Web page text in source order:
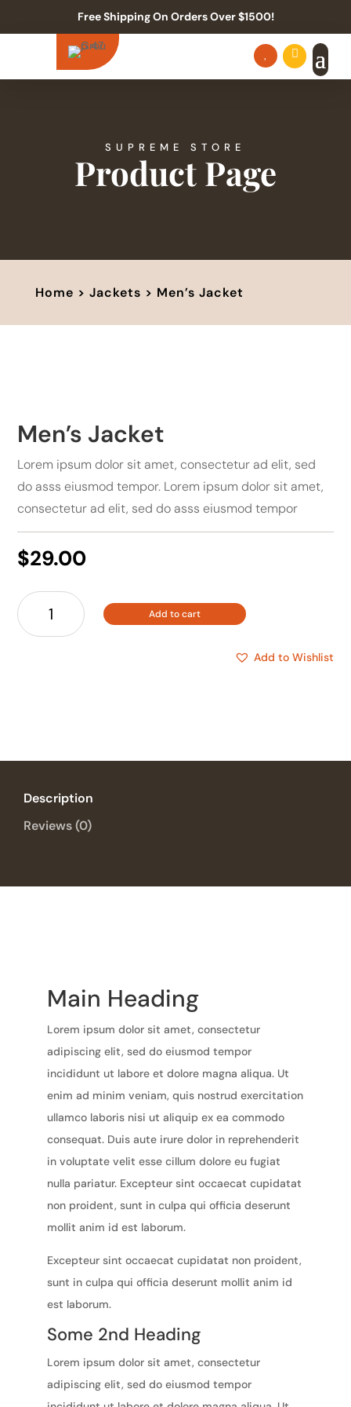
Free Shipping On Orders Over $1500!

SUPREME STORE
Product Page
Home > Jackets > Men’s Jacket
Men’s Jacket
Lorem ipsum dolor sit amet, consectetur ad elit, sed
do asss eiusmod tempor. Lorem ipsum dolor sit amet,
consectetur ad elit, sed do asss eiusmod tempor
$29.00
Men's
Jacket
quantity
Add to cart
Add to Wishlist
Description
Reviews (0)
Main Heading
Lorem ipsum dolor sit amet, consectetur
adipiscing elit, sed do eiusmod tempor
incididunt ut labore et dolore magna aliqua. Ut
enim ad minim veniam, quis nostrud exercitation
ullamco laboris nisi ut aliquip ex ea commodo
consequat. Duis aute irure dolor in reprehenderit
in voluptate velit esse cillum dolore eu fugiat
nulla pariatur. Excepteur sint occaecat cupidatat
non proident, sunt in culpa qui officia deserunt
mollit anim id est laborum.
Excepteur sint occaecat cupidatat non proident,
sunt in culpa qui officia deserunt mollit anim id
est laborum.
Some 2nd Heading
Lorem ipsum dolor sit amet, consectetur
adipiscing elit, sed do eiusmod tempor